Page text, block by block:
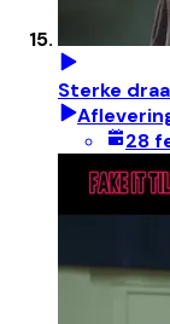
Sterke
28